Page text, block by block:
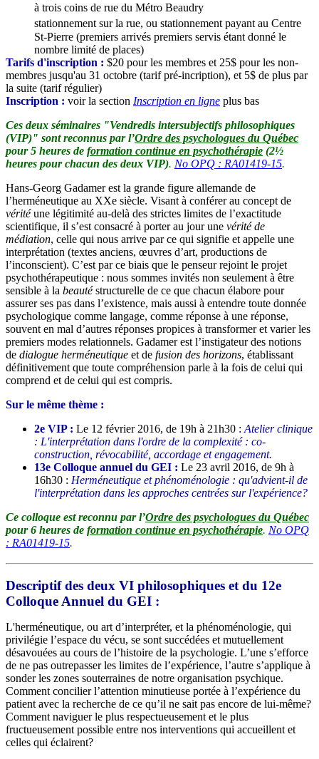
à trois coins de rue du Métro Beaudry
stationnement sur la rue, ou stationnement payant au Centre
St-Pierre (premiers arrivés premiers servis étant donné le
nombre limité de places)
Tarifs d'inscription : $20 pour les membres et 25$ pour les non-
membres jusqu'au 31 octobre (tarif pré-incription), et 5$ de plus par
la suite (tarif régulier)
Inscription : voir la section Inscription en ligne plus bas
Ces deux séminaires "Vendredis intersubjectifs philosophiques
(VIP)" sont reconnus par l’Ordre des psychologues du Québec
pour 5 heures de formation continue en psychothérapie (2½
heures pour chacun des deux VIP). No OPQ : RA01419-15.
Hans-Georg Gadamer est la grande figure allemande de
l’herméneutique au XXe siècle. Visant à conférer au concept de
vérité une légitimité au-delà des strictes limites de l’exactitude
scientifique, il s’est consacré à porter au jour une vérité de
médiation, celle qui nous arrive par ce qui signifie et appelle une
interprétation (textes anciens, œuvres d’art, productions de
l’inconscient). C’est par ce biais que le penseur rejoint le projet
psychothérapeutique : nous sommes invités non seulement à être
sensible à la beauté structurelle de ce que chacun élabore pour
assurer ses pas dans l’existence, mais aussi à entendre toute donnée
psychologique comme langage, comme réponse à une réponse,
souvent en mal d’autres réponses propices à transformer et varier les
premiers modes relationnels. Gadamer est l’instigateur des notions
de dialogue herméneutique et de fusion des horizons, établissant
définitivement que toute compréhension parle à la fois de celui qui
comprend et de celui qui est compris.
Sur le même thème :
2e VIP : Le 12 février 2016, de 19h à 21h30 :Atelier clinique
: L'interprétation dans l'ordre de la complexité : co-
construction, révocabilité, accordage et engagement.
13e Colloque annuel du GEI : Le 23 avril 2016, de 9h à
16h30 : Herméneutique et phénoménologie : qu'advient-il de
l'interprétation dans les approches centrées sur l'expérience?
Ce colloque est reconnu par l’Ordre des psychologues du Québec
pour 6 heures de formation continue en psychothérapie. No OPQ
: RA01419-15.
Descriptif des deux VI philosophiques et du 12e
Colloque Annuel du GEI :
L'herméneutique, ou art d’interpréter, et la phénoménologie, qui
privilégie l’espace du vécu, se sont succédées et mutuellement
désavouées au cours de l’histoire de la psychologie. L’une s’efforce
de ne pas outrepasser les limites de l’expérience, l’autre s’applique à
sonder les zones souterraines de notre organisation psychique.
Comment concilier l’attention minutieuse portée à l’expérience du
patient avec la recherche de ce qu’il ne sait pas encore de lui-même?
Comment naviguer le plus respectueusement et le plus
fructueusement possible entre nos interventions qui accueillent et
celles qui éclairent?